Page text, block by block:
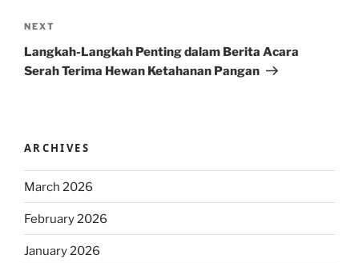
Next
Post
NEXT
Langkah-Langkah Penting dalam Berita Acara
Serah Terima Hewan Ketahanan Pangan
ARCHIVES
March 2026
February 2026
January 2026